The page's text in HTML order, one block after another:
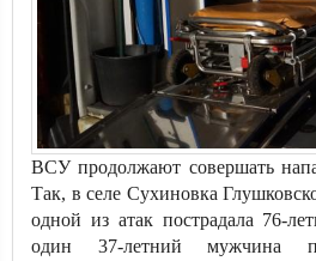
ВСУ продолжают совершать
Так, в селе Сухиновка
одной из атак пострадала 76-
один 37-летний мужчина